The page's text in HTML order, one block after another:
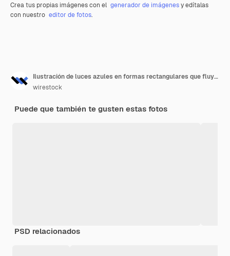
Crea tus propias imágenes con el generador de imágenesy edítalas
con nuestro editor de fotos.
Ilustración de luces azules en formas rectangulares que fluyen en una dirección
wirestock
Puede que también te gusten estas fotos
PSD relacionados